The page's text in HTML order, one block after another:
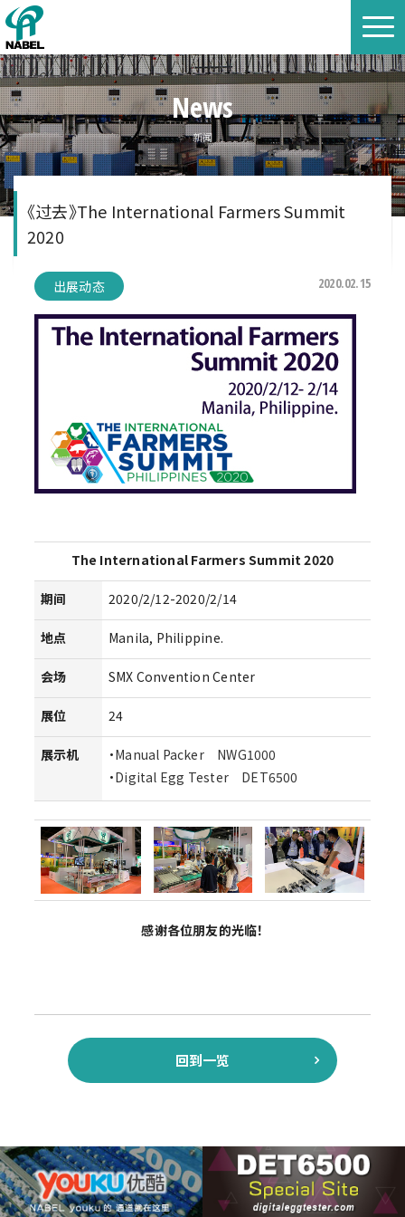
News
新闻
《过去》The International Farmers Summit
2020
出展动态 2020.02.15
The International Farmers Summit 2020
期间 2020/2/12-2020/2/14
地点 Manila, Philippine.
会场 SMX Convention Center
展位 24
展示机 ・Manual Packer NWG1000
・Digital Egg Tester DET6500
感谢各位朋友的光临！
回到一览